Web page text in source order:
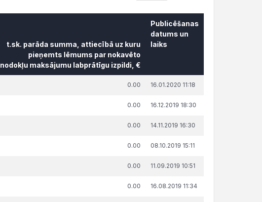
t.sk. parāda summa, attiecībā uz kuru
pieņemts lēmums par nokavēto
nodokļu maksājumu labprātīgu izpildi, €
Publicēšanas
datums un
laiks
nodokļu maksājumu labprātīgu izpildi, €
laiks
0.00 16.01.2020 11:18
0.00 16.12.2019 18:30
0.00 14.11.2019 16:30
0.00 08.10.2019 15:11
0.00 11.09.2019 10:51
0.00 16.08.2019 11:34